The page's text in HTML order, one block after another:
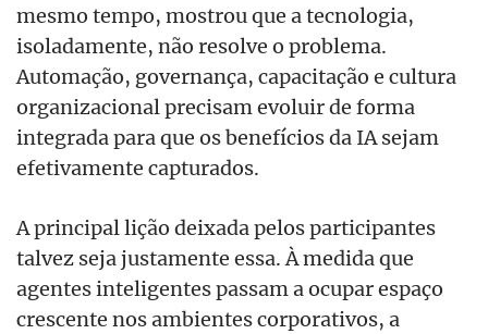
mesmo tempo, mostrou que a tecnologia,
isoladamente, não resolve o problema.
Automação, governança, capacitação e cultura
organizacional precisam evoluir de forma
integrada para que os benefícios da IA sejam
efetivamente capturados.
A principal lição deixada pelos participantes
talvez seja justamente essa. À medida que
agentes inteligentes passam a ocupar espaço
crescente nos ambientes corporativos, a